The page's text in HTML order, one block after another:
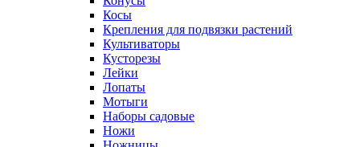
Косы
Крепления для подвязки растений
Культиваторы
Кусторезы
Лейки
Лопаты
Мотыги
Наборы садовые
Ножи